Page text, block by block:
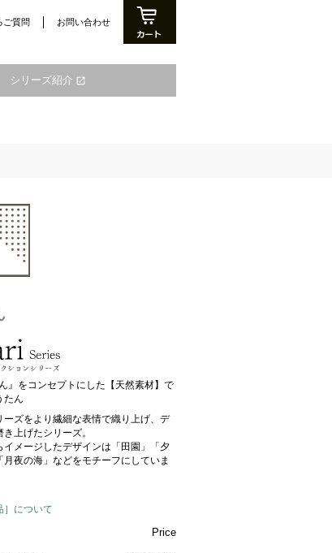
ご質問 お問い合わせ
シリーズ紹介 open_in_new
』をコンセプトにした【天然素材】で
たん
ーズをより繊細な表情で織り上げ、デ
上げたシリーズ。
イメージしたデザインは「田園」「夕
夜の海」などをモチーフにしていま
］について
Price